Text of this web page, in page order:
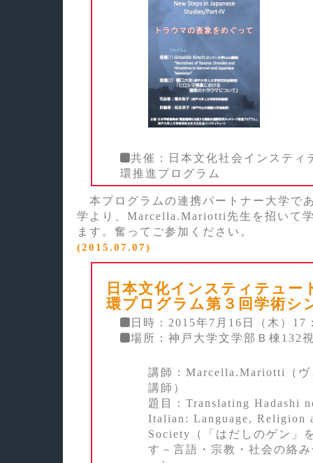
共催：日本文化社会インスティ
環推進プログラム
本プログラムの連携パートナー大学で
学より、Marcella.Mariotti先生を招いて
ます。奮ってご参加ください。
(2015.07.07)
日本文化インスティテュー
環プログラム第３回学術シ
日時：2015年7月16日（木）17
場所：神戸大学文学部Ｂ棟132
講師：Marcella.Mariotti（ヴ
講師）
題目：Translating Hadashi
Italian: Language, Religion
Society（「はだしのゲン」
す－言語・宗教・社会の絡